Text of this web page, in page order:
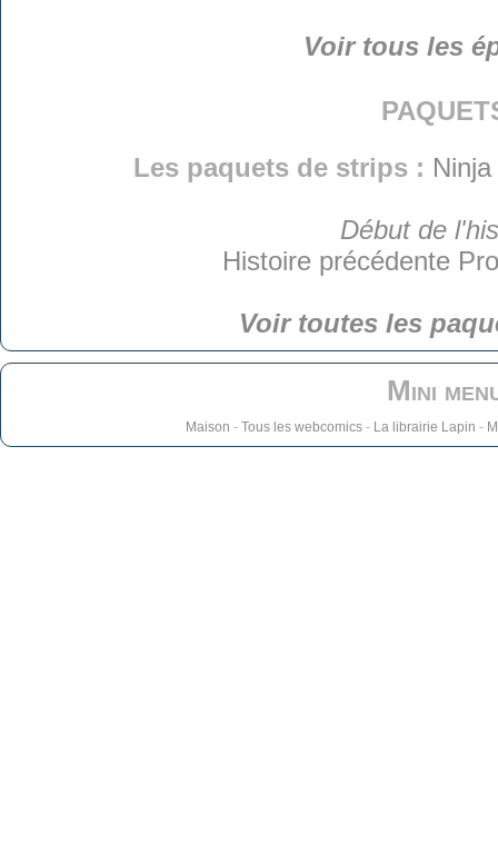
Voir tous les
Les paquets de strips :
Début de
Histoire précédente
Voir toutes les
Mini
Maison - Tous les webcomics- La librairie Lapin -